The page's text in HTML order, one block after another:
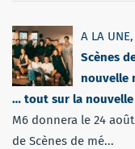
A LA UNE,
Scènes
nouvelle
… tout sur la nouvelle
M6 donnera le 24
de Scènes de mé...